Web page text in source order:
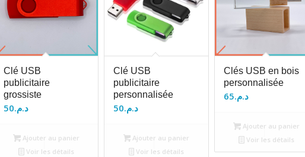
Clé USB
publicitaire
grossiste
د.م.50
Ajouter au panier
Voir les détails
Clé USB
publicitaire
personnalisée
د.م.50
Ajouter au panier
Voir les détails
Clés USB en bois
personnalisée
د.م.65
Ajouter au panier
Voir les détails